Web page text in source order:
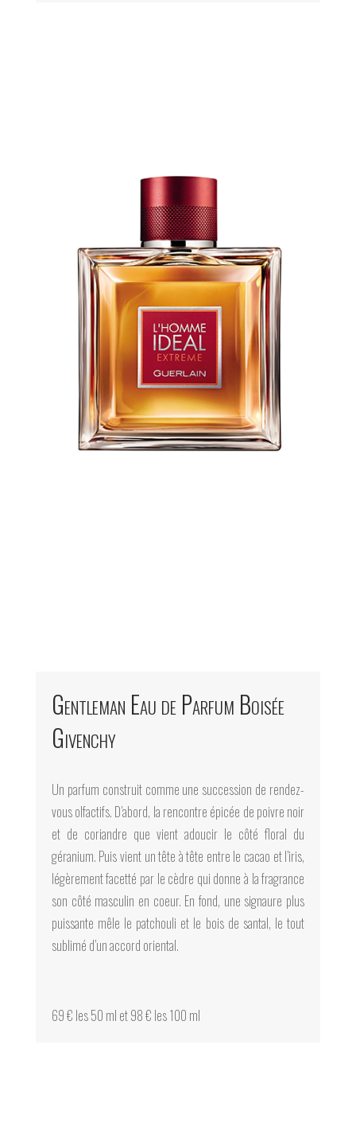
Gentleman Eau de Parfum Boisée
Givenchy
Un parfum construit comme une succession de rendez-
vous olfactifs. D’abord, la rencontre épicée de poivre noir
et de coriandre que vient adoucir le côté floral du
géranium. Puis vient un tête à tête entre le cacao et l’iris,
légèrement facetté par le cèdre qui donne à la fragrance
son côté masculin en coeur. En fond, une signaure plus
puissante mêle le patchouli et le bois de santal, le tout
sublimé d’un accord oriental.
69 € les 50 ml et 98 € les 100 ml